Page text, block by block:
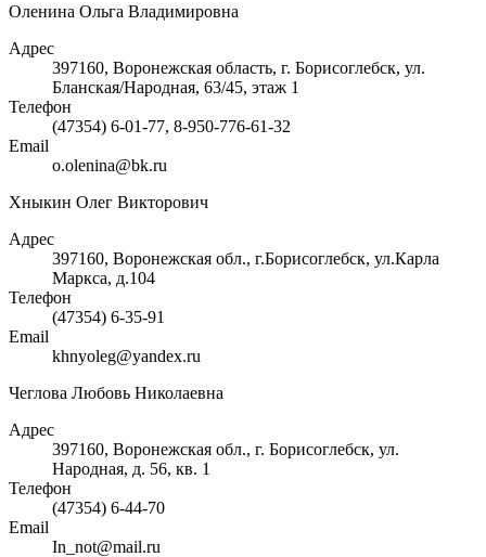
Оленина Ольга Владимировна
Адрес
397160, Воронежская область, г. Борисоглебск, ул.
Бланская/Народная, 63/45, этаж 1
Телефон
(47354) 6-01-77, 8-950-776-61-32
Email
o.olenina@bk.ru
Хныкин Олег Викторович
Адрес
397160, Воронежская обл., г.Борисоглебск, ул.Карла
Маркса, д.104
Телефон
(47354) 6-35-91
Email
khnyoleg@yandex.ru
Чеглова Любовь Николаевна
Адрес
397160, Воронежская обл., г. Борисоглебск, ул.
Народная, д. 56, кв. 1
Телефон
(47354) 6-44-70
Email
In_not@mail.ru